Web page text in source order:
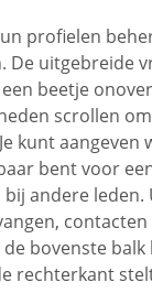
profielen
De uitgebreide
beetje
scrollen
kunt aangeven
bent voor
andere leden.
bovenste balk
rechterkant